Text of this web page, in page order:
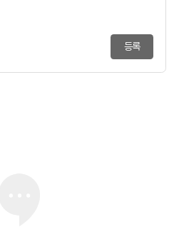
등록